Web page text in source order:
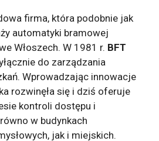
firma, która podobnie jak
automatyki bramowej
Włoszech. W 1981 r. BFT
do zarządzania
Wprowadzając innowacje
rozwinęła się i dziś oferuje
kontroli dostępu i
w budynkach
jak i miejskich.